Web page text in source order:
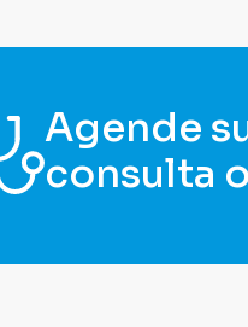
Agende
consulta